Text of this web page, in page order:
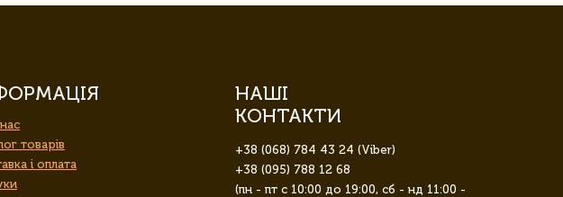
товарів
і оплата
НАШІ
КОНТАКТИ
+38 (068) 784 43 24 (Viber)
+38 (095) 788 12 68
(пн - пт с 10:00 до 19:00, сб - нд 11:00 -